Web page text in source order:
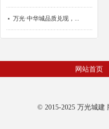
万光·中华城品质兑现，...
网站首页
© 2015-2025 万光城